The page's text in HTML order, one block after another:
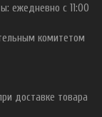
ежедневно с 11:00
комитетом
доставке товара